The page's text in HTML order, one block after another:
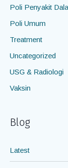
Poli Penyakit
Poli Umum
Treatment
Uncategorized
USG & Radiologi
Vaksin
Blog
Latest